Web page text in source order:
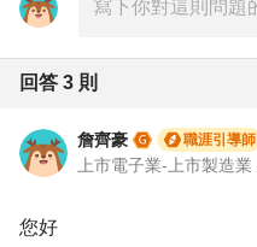
回答 3 則
詹齊豪 職涯引導師
您好